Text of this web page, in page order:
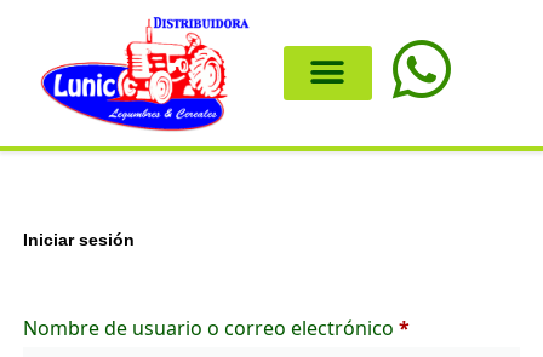
Iniciar sesión
Nombre de usuario o correo electrónico *